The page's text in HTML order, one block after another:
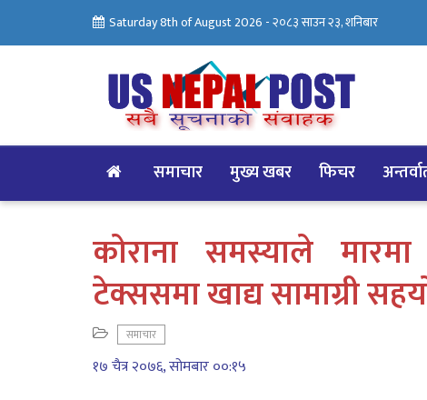
Saturday 8th of August 2026 -२०८३ साउन २३, शनिबार
समाचार मुख्य खबर फिचर
काेराना समस्याले
टेक्ससमा खाद्य सामाग्री
समाचार
१७ चैत्र २०७६, सोमबार ००:१५